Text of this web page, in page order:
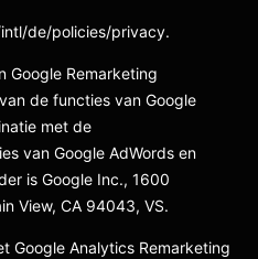
de/policies/privacy.
Remarketing
de functies van Google
met de
van Google AdWords en
is Google Inc., 1600
View, CA 94043, VS.
Google Analytics Remarketing